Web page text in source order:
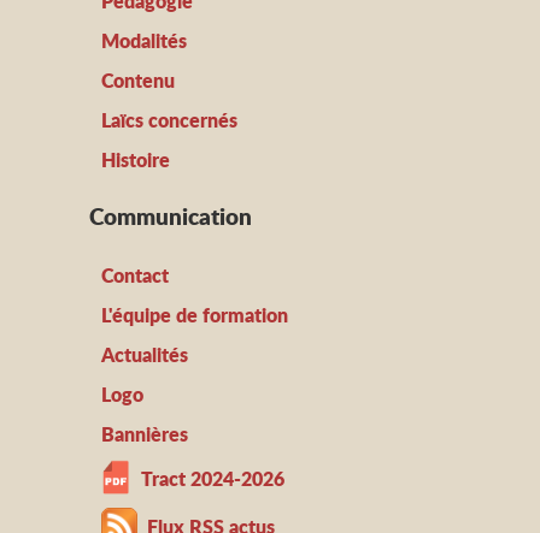
Modalités
Contenu
Laïcs concernés
Histoire
Communication
Contact
L'équipe de formation
Actualités
Logo
Bannières
Tract 2024-2026
Flux RSS actus